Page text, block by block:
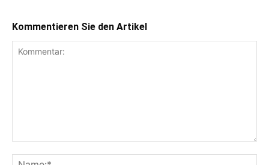
Kommentieren Sie den Artikel